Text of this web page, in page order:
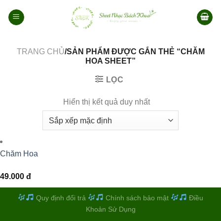
qua
TRANG CHỦ/SẢN PHẨM ĐƯỢC GẮN THẺ “CHĂM
HOA SHEET”
LỌC
Hiển thị kết quả duy nhất
Chăm Hoa
49.000 đ
Quy định đổi trả Chính sách bảo mật
Điều
Khoản Sử Dụng